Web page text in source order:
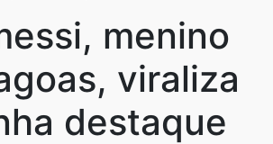
menino
viraliza
destaque